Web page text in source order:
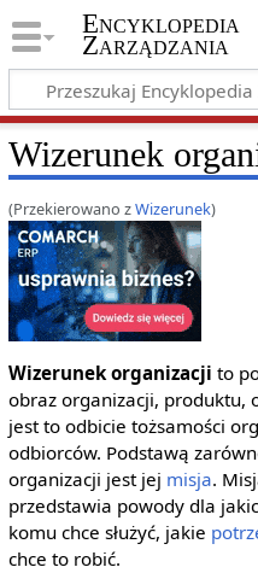
Encyklopedia
Zarządzania
Wizerunek
(Przekierowano zWizerunek)
Wizerunek organizacji to
obraz organizacji, produktu,
jest to odbicie tożsamości
odbiorców. Podstawą
organizacji jest jej misja.
przedstawia powody dla
komu chce służyć, jakie
chce to robić.